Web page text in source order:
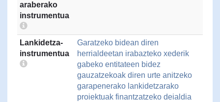
araberako
instrumentua
Lankidetza-
instrumentua
Garatzeko bidean diren
herrialdeetan irabazteko xederik
gabeko entitateen bidez
gauzatzekoak diren urte anitzeko
garapenerako lankidetzarako
proiektuak finantzatzeko deialdia